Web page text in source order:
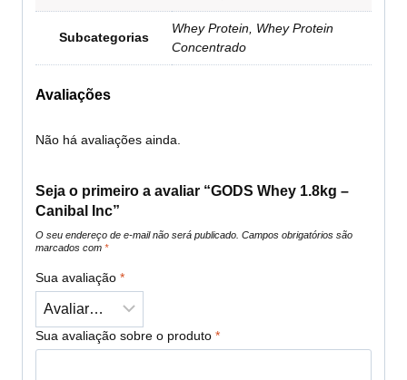
Subcategorias
Whey Protein, Whey Protein
Concentrado
Avaliações
Não há avaliações ainda.
Seja o primeiro a avaliar “GODS Whey 1.8kg –
Canibal Inc”
O seu endereço de e-mail não será publicado. Campos obrigatórios são
marcados com *
Sua avaliação *
Sua avaliação sobre o produto *